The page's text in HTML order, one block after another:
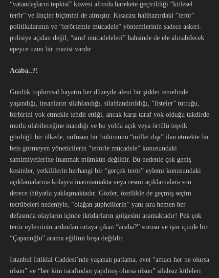
“vatandaşların tepkisi” kisvesi altında harekete geçirildiği “kitlesel
terör” ve linçler biçimini de almıştır. Kısacası halihazırdaki “terör”
politikalarının ve “terörizmle mücadele” yöntemlerinin sadece askeri-
polisiye açıdan değil, “sınıf mücadeleleri” bahsinde de ele alınabilecek
epeyce uzun bir mazisi vardır.
Acaba..?!
Günlük toplumsal hayatın her düzeyde aleni bir şiddet temelinde
yaşandığı, insanların silahlandığı, silahlandırıldığı, “listeler” tuttuğu,
birbirini yok etmekle tehdit ettiği, ancak karşı taraf yok olduğu takdirde
mutlu olabileceğine inandığı ve bu yolda açık veya örtülü teşvik
gördüğü bir ülkede, nüfusun bir bölümünü “millet dışı” ilan etmekte bir
beis görmeyen yöneticilerin “terörle mücadele” konusundaki
samimiyetlerine inanmak mümkün değildir. Bu nedenle çok geniş
kesimler, yetkililerin herhangi bir “gerçek terör” eylemi konusundaki
açıklamalarına kolayca inanmamakta veya resmi açıklamalara son
derece ihtiyatla yaklaşmaktadır. Gözler, özellikle de geçmiş seçim
tecrübeleri nedeniyle, “olağan şüphelilerin” yanı sıra hemen her
defasında olayların içinde iktidarların gölgesini aramaktadır! Pek çok
terör eyleminin ardından ortaya çıkan “acaba?” sorusu ve işin içinde bir
“Çapanoğlu” arama eğilimi boşa değildir.
İstanbul İstiklal Caddesi’nde yaşanan patlama, evet “amacı her ne olursa
olsun” ve “her kim tarafından yapılmış olursa olsun” silahsız kitleleri